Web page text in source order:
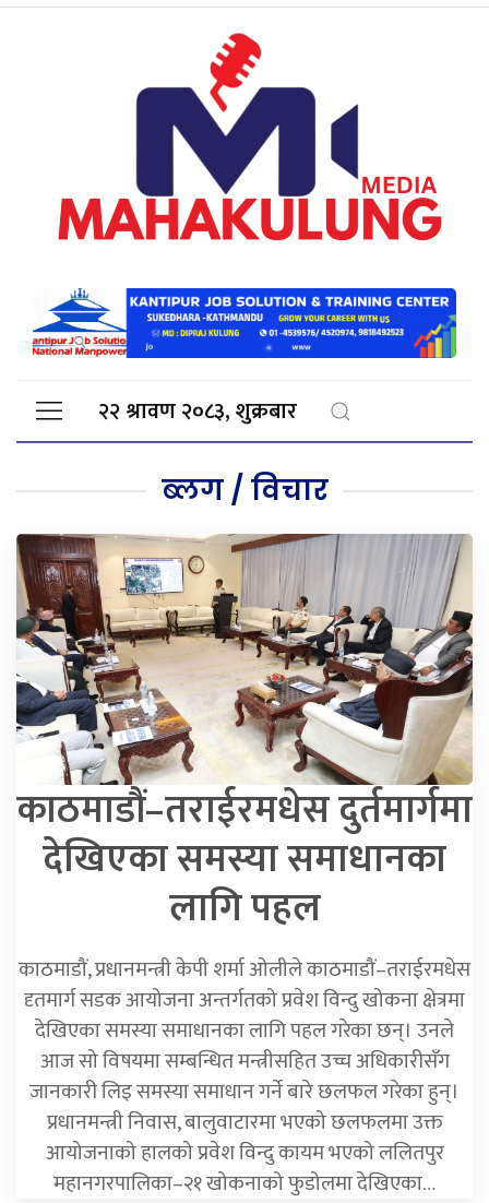
२२ श्रावण २०८३, शुक्रबार
ब्लग / विचार
काठमाडौं–तराईरमधेस दुर्तमार्गमा
देखिएका समस्या समाधानका
लागि पहल
काठमाडौं, प्रधानमन्त्री केपी शर्मा ओलीले काठमाडौं–तराईरमधेस
दृतमार्ग सडक आयोजना अन्तर्गतको प्रवेश विन्दु खोकना क्षेत्रमा
देखिएका समस्या समाधानका लागि पहल गरेका छन्। उनले
आज सो विषयमा सम्बन्धित मन्त्रीसहित उच्च अधिकारीसँग
जानकारी लिइ समस्या समाधान गर्ने बारे छलफल गरेका हुन्।
प्रधानमन्त्री निवास, बालुवाटारमा भएको छलफलमा उक्त
आयोजनाको हालको प्रवेश विन्दु कायम भएको ललितपुर
महानगरपालिका–२१ खोकनाको फुडोलमा देखिएका…